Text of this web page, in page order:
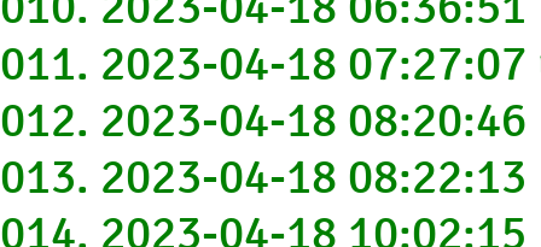
011. 2023-04-18
012. 2023-04-18
013. 2023-04-18
014. 2023-04-18